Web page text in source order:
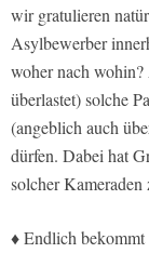
wir gratulieren
Asylbewerber
woher nach
überlastet) solche
(angeblich auch
dürfen. Dabei hat
solcher
♦ Endlich